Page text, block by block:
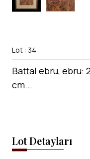
Lot : 34
Battal ebru, ebru:
cm...
Lot Detayları